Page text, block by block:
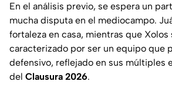
En el análisis previo, se espera un
mucha disputa en el mediocampo.
fortaleza en casa, mientras que Xolos
caracterizado por ser un equipo que
defensivo, reflejado en sus múltiples
del Clausura 2026.